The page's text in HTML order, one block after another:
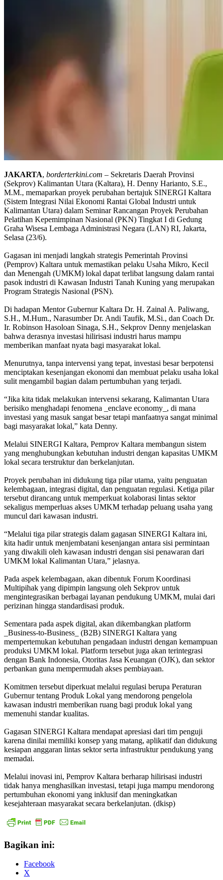
JAKARTA, borderterkini.com – Sekretaris Daerah Provinsi
(Sekprov) Kalimantan Utara (Kaltara), H. Denny Harianto, S.E.,
M.M., memaparkan proyek perubahan bertajuk SINERGI Kaltara
(Sistem Integrasi Nilai Ekonomi Rantai Global Industri untuk
Kalimantan Utara) dalam Seminar Rancangan Proyek Perubahan
Pelatihan Kepemimpinan Nasional (PKN) Tingkat I di Gedung
Graha Wisesa Lembaga Administrasi Negara (LAN) RI, Jakarta,
Selasa (23/6).
Gagasan ini menjadi langkah strategis Pemerintah Provinsi
(Pemprov) Kaltara untuk memastikan pelaku Usaha Mikro, Kecil
dan Menengah (UMKM) lokal dapat terlibat langsung dalam rantai
pasok industri di Kawasan Industri Tanah Kuning yang merupakan
Program Strategis Nasional (PSN).
Di hadapan Mentor Gubernur Kaltara Dr. H. Zainal A. Paliwang,
S.H., M.Hum., Narasumber Dr. Andi Taufik, M.Si., dan Coach Dr.
Ir. Robinson Hasoloan Sinaga, S.H., Sekprov Denny menjelaskan
bahwa derasnya investasi hilirisasi industri harus mampu
memberikan manfaat nyata bagi masyarakat lokal.
Menurutnya, tanpa intervensi yang tepat, investasi besar berpotensi
menciptakan kesenjangan ekonomi dan membuat pelaku usaha lokal
sulit mengambil bagian dalam pertumbuhan yang terjadi.
“Jika kita tidak melakukan intervensi sekarang, Kalimantan Utara
berisiko menghadapi fenomena _enclave economy_, di mana
investasi yang masuk sangat besar tetapi manfaatnya sangat minimal
bagi masyarakat lokal,” kata Denny.
Melalui SINERGI Kaltara, Pemprov Kaltara membangun sistem
yang menghubungkan kebutuhan industri dengan kapasitas UMKM
lokal secara terstruktur dan berkelanjutan.
Proyek perubahan ini didukung tiga pilar utama, yaitu penguatan
kelembagaan, integrasi digital, dan penguatan regulasi. Ketiga pilar
tersebut dirancang untuk memperkuat kolaborasi lintas sektor
sekaligus memperluas akses UMKM terhadap peluang usaha yang
muncul dari kawasan industri.
“Melalui tiga pilar strategis dalam gagasan SINERGI Kaltara ini,
kita hadir untuk menjembatani kesenjangan antara sisi permintaan
yang diwakili oleh kawasan industri dengan sisi penawaran dari
UMKM lokal Kalimantan Utara,” jelasnya.
Pada aspek kelembagaan, akan dibentuk Forum Koordinasi
Multipihak yang dipimpin langsung oleh Sekprov untuk
mengintegrasikan berbagai layanan pendukung UMKM, mulai dari
perizinan hingga standardisasi produk.
Sementara pada aspek digital, akan dikembangkan platform
_Business-to-Business_ (B2B) SINERGI Kaltara yang
mempertemukan kebutuhan pengadaan industri dengan kemampuan
produksi UMKM lokal. Platform tersebut juga akan terintegrasi
dengan Bank Indonesia, Otoritas Jasa Keuangan (OJK), dan sektor
perbankan guna mempermudah akses pembiayaan.
Komitmen tersebut diperkuat melalui regulasi berupa Peraturan
Gubernur tentang Produk Lokal yang mendorong pengelola
kawasan industri memberikan ruang bagi produk lokal yang
memenuhi standar kualitas.
Gagasan SINERGI Kaltara mendapat apresiasi dari tim penguji
karena dinilai memiliki konsep yang matang, aplikatif dan didukung
kesiapan anggaran lintas sektor serta infrastruktur pendukung yang
memadai.
Melalui inovasi ini, Pemprov Kaltara berharap hilirisasi industri
tidak hanya menghasilkan investasi, tetapi juga mampu mendorong
pertumbuhan ekonomi yang inklusif dan meningkatkan
kesejahteraan masyarakat secara berkelanjutan. (dkisp)
Bagikan ini:
Facebook
X